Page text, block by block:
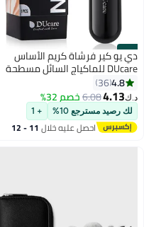
#23
6
دي يو كير فرشاة كريم الأساس
DUcare للماكياج السائل مسطحة
القمة الاحترافية عصا تلميع ومزج
مسحوق معدني كبير فرشاة مكياج
للوجه ، أسود
4.8
36
د.ك‏4.13
6.08خصم 32%
لك رصيد مسترجع 10% + 1
احصل عليه خلال 11 - 12